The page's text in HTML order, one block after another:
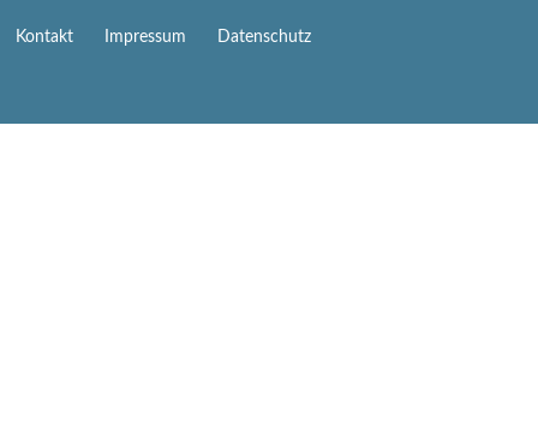
Navigation
Kontakt Impressum Datenschutz